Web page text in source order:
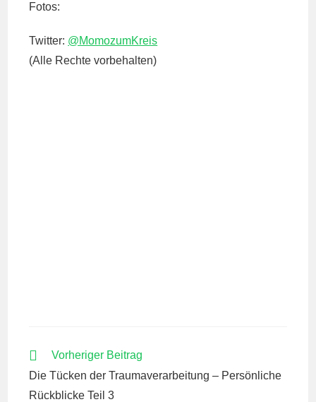
Fotos:
Twitter: @MomozumKreis
(Alle Rechte vorbehalten)
WEITERE
ANSEHEN
Vorheriger Beitrag
Die Tücken der Traumaverarbeitung – Persönliche
Rückblicke Teil 3